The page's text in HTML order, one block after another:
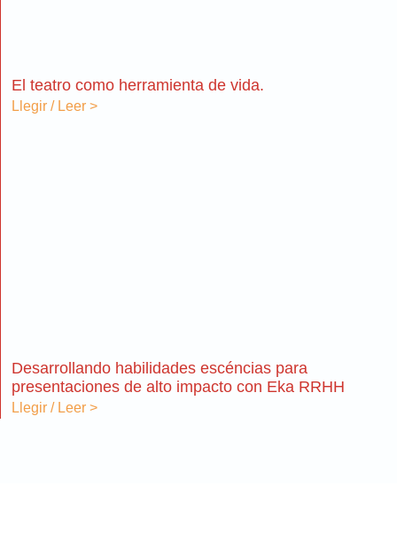
El teatro como herramienta de vida.
Llegir / Leer >
Desarrollando habilidades escéncias para
presentaciones de alto impacto con Eka RRHH
Llegir / Leer >